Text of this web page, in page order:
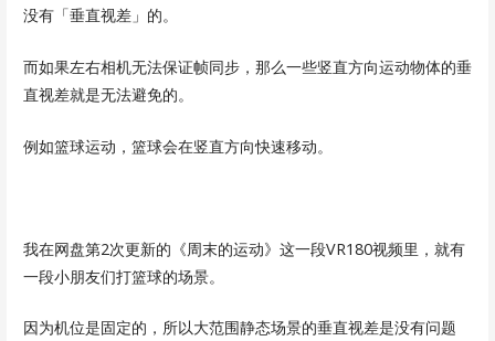
没有「垂直视差」的。
而如果左右相机无法保证帧同步，那么一些竖直方向运动物体的垂
直视差就是无法避免的。
例如篮球运动，篮球会在竖直方向快速移动。
我在网盘第2次更新的《周末的运动》这一段VR180视频里，就有
一段小朋友们打篮球的场景。
因为机位是固定的，所以大范围静态场景的垂直视差是没有问题